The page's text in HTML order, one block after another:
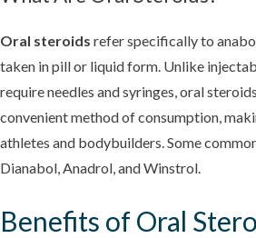
Oral steroids refer specifically to
taken in pill or liquid form. Unlike
require needles and syringes, oral
convenient method of consumption,
athletes and bodybuilders. Some
Dianabol, Anadrol, and Winstrol.
Benefits of Oral